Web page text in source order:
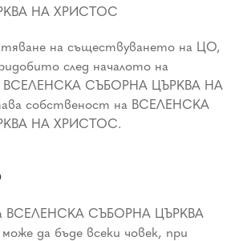
НА ХРИСТОС
на съществуването на ЦО,
след началото на
ВСЕЛЕНСКА СЪБОРНА ЦЪРКВА НА
собственост на ВСЕЛЕНСКА
НА ХРИСТОС.
ВСЕЛЕНСКА СЪБОРНА ЦЪРКВА
да бъде всеки човек, при